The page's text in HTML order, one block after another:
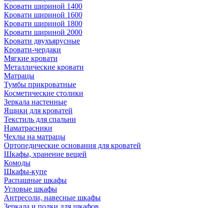
Кровати шириной 1400
Кровати шириной 1600
Кровати шириной 1800
Кровати шириной 2000
Кровати двухъярусные
Кровати-чердаки
Мягкие кровати
Металлические кровати
Матрацы
Тумбы прикроватные
Косметические столики
Зеркала настенные
Ящики для кроватей
Текстиль для спальни
Наматрасники
Чехлы на матрацы
Ортопедические основания для кроватей
Шкафы, хранение вещей
Комоды
Шкафы-купе
Распашные шкафы
Угловые шкафы
Антресоли, навесные шкафы
Зеркала и полки для шкафов